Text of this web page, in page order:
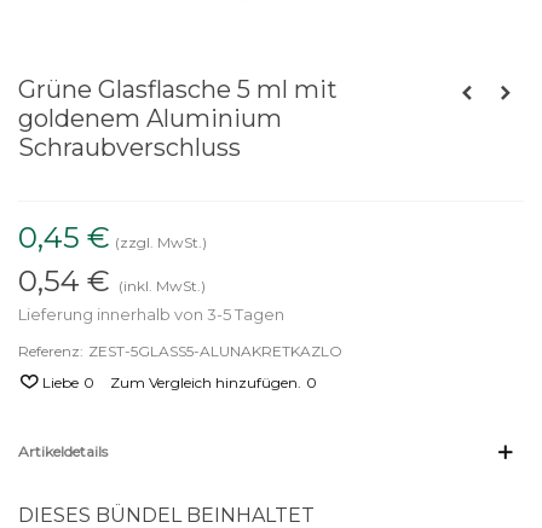
Grüne Glasflasche 5 ml mit
goldenem Aluminium
Schraubverschluss
0,45 € (zzgl. MwSt.)
0,54 € (inkl. MwSt.)
Lieferung innerhalb von 3-5 Tagen
Referenz: ZEST-5GLASS5-ALUNAKRETKAZLO
Liebe 0 Zum Vergleich hinzufügen. 0
Artikeldetails
DIESES BÜNDEL BEINHALTET